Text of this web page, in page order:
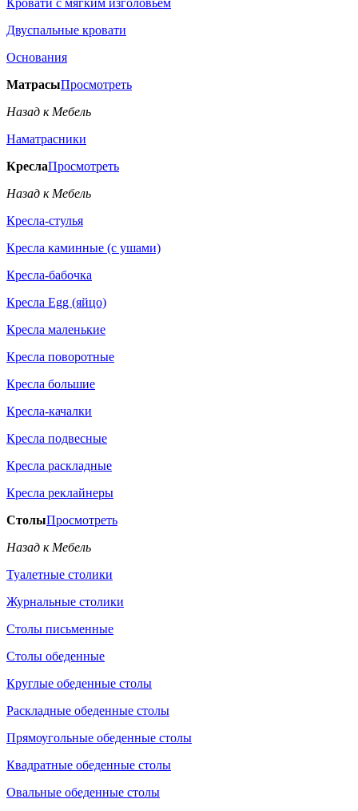
Кровати с мягким изголовьем
Двуспальные кровати
Основания
МатрасыПросмотреть
Назад к Мебель
Наматрасники
КреслаПросмотреть
Назад к Мебель
Кресла-стулья
Кресла каминные (с ушами)
Кресла-бабочка
Кресла Egg (яйцо)
Кресла маленькие
Кресла поворотные
Кресла большие
Кресла-качалки
Кресла подвесные
Кресла раскладные
Кресла реклайнеры
СтолыПросмотреть
Назад к Мебель
Туалетные столики
Журнальные столики
Столы письменные
Столы обеденные
Круглые обеденные столы
Раскладные обеденные столы
Прямоугольные обеденные столы
Квадратные обеденные столы
Овальные обеденные столы